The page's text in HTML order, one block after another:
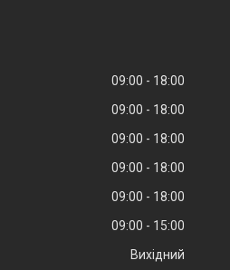
09:00
18:00
09:00
18:00
09:00
18:00
09:00
18:00
09:00
18:00
09:00
15:00
Вихідний